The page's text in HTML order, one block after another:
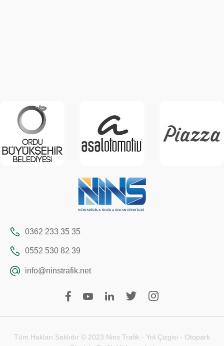
0362 233 35 35
0552 530 82 39
info@ninstrafik.net
Tüm Hakları Saklıdır © 2023 Nins Trafik - Yol Çizgisi - Otopark